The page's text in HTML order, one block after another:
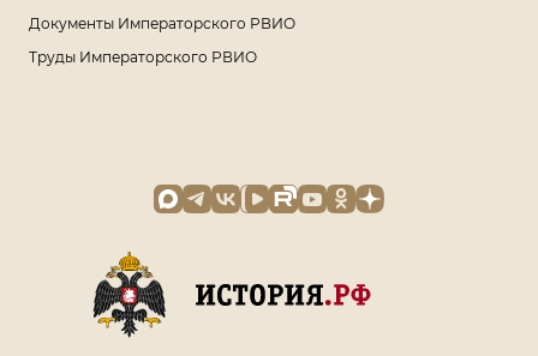
Документы Императорского РВИО
Труды Императорского РВИО